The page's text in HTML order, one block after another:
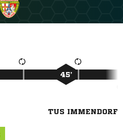
45’
TUS IMMENDORF